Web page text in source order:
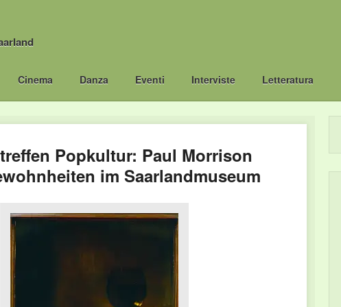
Cinema Danza Eventi Interviste Letteratura
Popkultur: Paul Morrison
im Saarlandmuseum